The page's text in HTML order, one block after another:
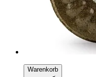
Warenkorb